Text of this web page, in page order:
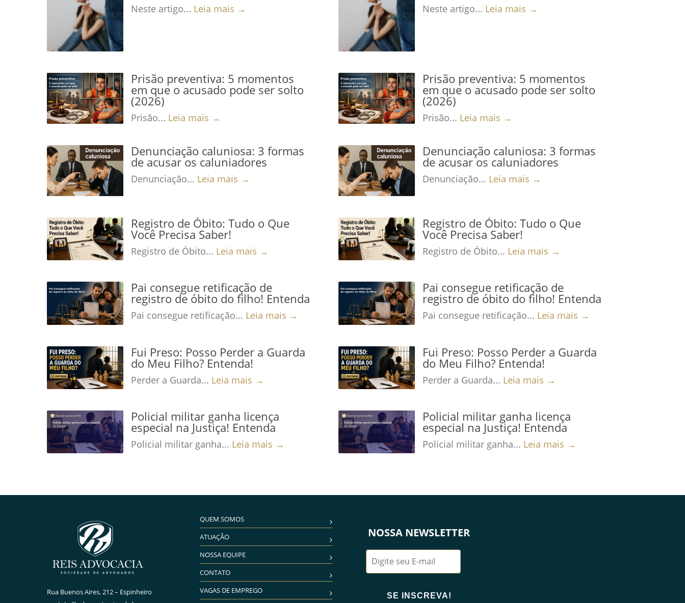
Neste artigo... Leia mais →
Prisão preventiva: 5 momentos
em que o acusado pode ser solto
(2026)
Prisão... Leia mais →
Denunciação caluniosa: 3 formas
de acusar os caluniadores
Denunciação... Leia mais →
Registro de Óbito: Tudo o Que
Você Precisa Saber!
Registro de Óbito... Leia mais →
Pai consegue retificação de
registro de óbito do filho! Entenda
Pai consegue retificação... Leia mais →
Fui Preso: Posso Perder a Guarda
do Meu Filho? Entenda!
Perder a Guarda... Leia mais →
Policial militar ganha licença
especial na Justiça! Entenda
Policial militar ganha... Leia mais →
Neste artigo... Leia mais →
Prisão preventiva: 5 momentos
em que o acusado pode ser solto
(2026)
Prisão... Leia mais →
Denunciação caluniosa: 3 formas
de acusar os caluniadores
Denunciação... Leia mais →
Registro de Óbito: Tudo o Que
Você Precisa Saber!
Registro de Óbito... Leia mais →
Pai consegue retificação de
registro de óbito do filho! Entenda
Pai consegue retificação... Leia mais →
Fui Preso: Posso Perder a Guarda
do Meu Filho? Entenda!
Perder a Guarda... Leia mais →
Policial militar ganha licença
especial na Justiça! Entenda
Policial militar ganha... Leia mais →
Rua Buenos Aires, 212 – Espinheiro
QUEM SOMOS
ATUAÇÃO
NOSSA EQUIPE
CONTATO
VAGAS DE EMPREGO
NOSSA NEWSLETTER